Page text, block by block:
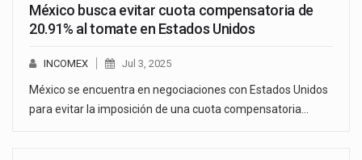
México busca evitar cuota compensatoria de
20.91% al tomate en Estados Unidos
INCOMEX Jul 3, 2025
México se encuentra en negociaciones con Estados Unidos
para evitar la imposición de una cuota compensatoria…